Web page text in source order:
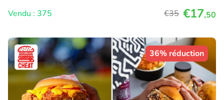
Vendu : 375
€35 €17,50
36% réduction